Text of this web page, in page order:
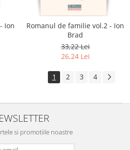
Ion
Romanul de familie vol.2 - Ion
Brad
33,22 Lei
26,24 Lei
1 2 3 4
si promotiile noastre